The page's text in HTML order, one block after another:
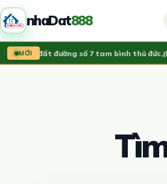
nhaDat888
MỚI
Bán đất đường số 7 tam bình thủ